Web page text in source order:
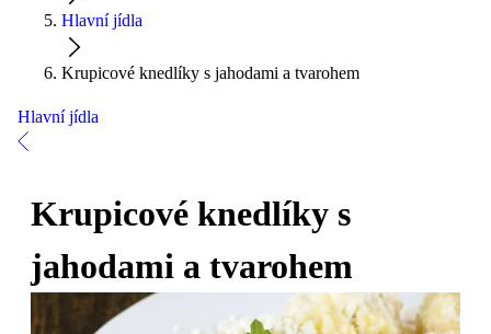
Hlavní jídla
Krupicové knedlíky s jahodami a tvarohem
Hlavní jídla
Krupicové knedlíky s
jahodami a tvarohem